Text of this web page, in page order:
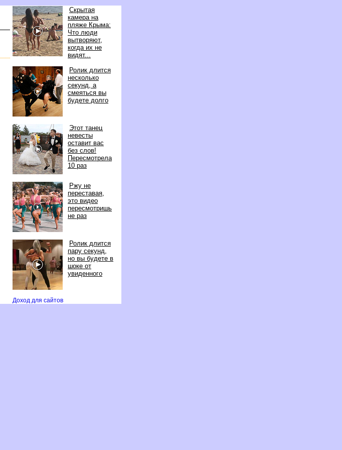
Скрытая
камера на
пляже Крыма:
Что люди
ытворяют,
когда их не
идят...
Ролик длится
несколько
секунд, а
смеяться вы
удете долго
Этот танец
невесты
оставит вас
ез слов!
Пересмотрела
10 раз
Ржу не
переставая,
это видео
пересмотришь
не раз
Ролик длится
пару секунд,
но вы будете
шоке от
увиденного
Доход для сайто